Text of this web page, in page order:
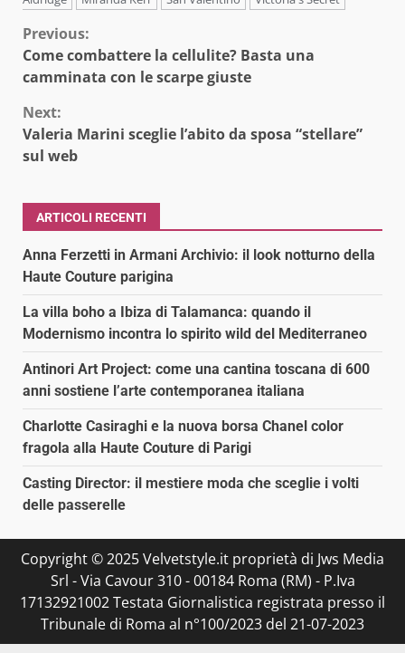
Continue
Reading
Previous:
Come combattere la cellulite? Basta una
camminata con le scarpe giuste
Next:
Valeria Marini sceglie l’abito da sposa “stellare”
sul web
ARTICOLI RECENTI
Anna Ferzetti in Armani Archivio: il look notturno della
Haute Couture parigina
La villa boho a Ibiza di Talamanca: quando il
Modernismo incontra lo spirito wild del Mediterraneo
Antinori Art Project: come una cantina toscana di 600
anni sostiene l’arte contemporanea italiana
Charlotte Casiraghi e la nuova borsa Chanel color
fragola alla Haute Couture di Parigi
Casting Director: il mestiere moda che sceglie i volti
delle passerelle
Copyright © 2025 Velvetstyle.it proprietà di Jws Media
Srl - Via Cavour 310 - 00184 Roma (RM) - P.Iva
17132921002 Testata Giornalistica registrata presso il
Tribunale di Roma al n°100/2023 del 21-07-2023